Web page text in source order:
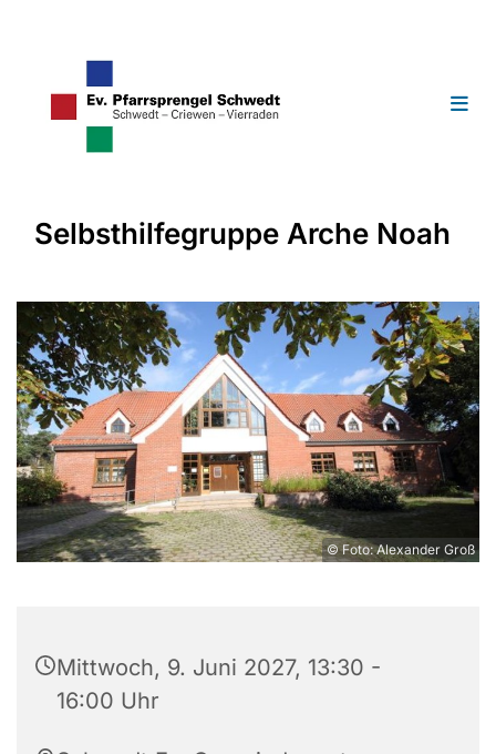
Selbsthilfegruppe Arche Noah
© Foto: Alexander Groß
Mittwoch, 9. Juni 2027, 13:30 -
16:00 Uhr